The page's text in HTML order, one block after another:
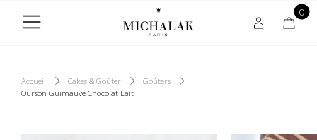
0
Accueil Cakes & Goûter
Goûters
Ourson Guimauve Chocolat Lait